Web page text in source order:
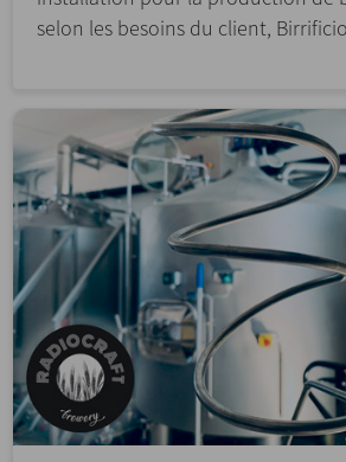
selon les besoins du client,